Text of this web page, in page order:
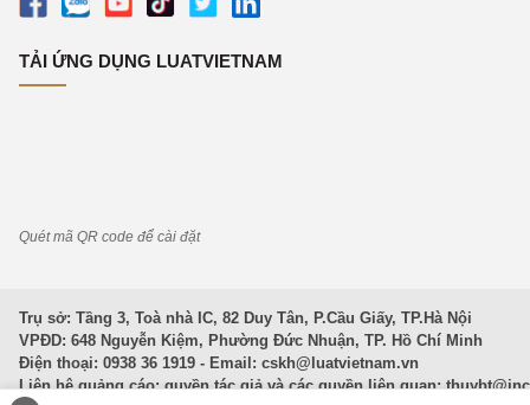
TẢI ỨNG DỤNG LUATVIETNAM
Quét mã QR code để cài đặt
Trụ sở: Tầng 3, Toà nhà IC, 82 Duy Tân, P.Cầu Giấy, TP.Hà Nội
VPĐD: 648 Nguyễn Kiệm, Phường Đức Nhuận, TP. Hồ Chí Minh
Điện thoại: 0938 36 1919 - Email: cskh@luatvietnam.vn
Liên hệ quảng cáo; quyền tác giả và các quyền liên quan: